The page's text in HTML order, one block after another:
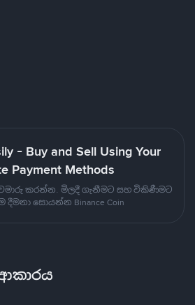
- Buy and Sell Using Your
Payment Methods
හුවමාරු කරන්න. මිලදී ගැනීමට සහ විකිණීමට
සොයන්න Binance Coin
ආකාරය